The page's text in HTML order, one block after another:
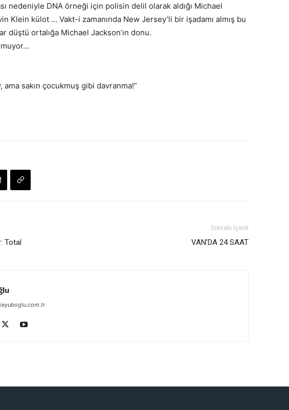
nedeniyle DNA örneği için polisin delil olarak aldığı Michael
Klein külot … Vakt-i zamanında New Jersey’li bir işadamı almış bu
düştü ortalığa Michael Jackson’ın donu.
ama sakın çocukmuş gibi davranma!”
Total
Sonraki İçerik
VAN’DA 24 SAAT